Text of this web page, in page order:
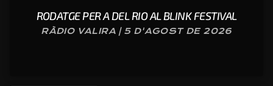
RODATGE PER A DEL RIO AL BLINK FESTIVAL
RÀDIO VALIRA | 5 D'AGOST DE 2026